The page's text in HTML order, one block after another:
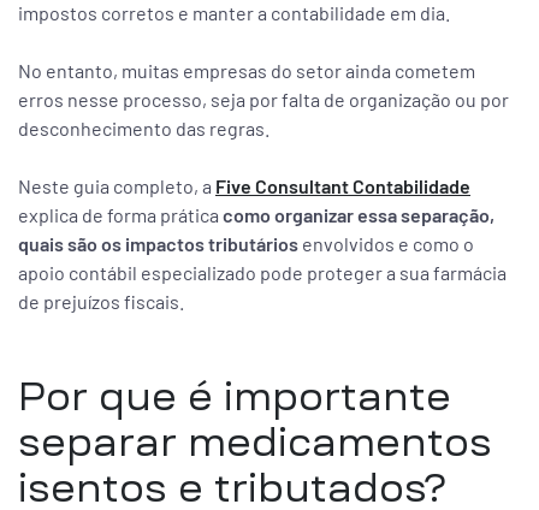
impostos corretos e manter a contabilidade em dia.
No entanto, muitas empresas do setor ainda cometem
erros nesse processo, seja por falta de organização ou por
desconhecimento das regras.
Neste guia completo, a Five ConsultantContabilidade
explica de forma prática como organizar essa separação,
quais são os impactos tributários envolvidos e como o
apoio contábil especializado pode proteger a sua farmácia
de prejuízos fiscais.
Por que é importante
separar medicamentos
isentos e tributados?